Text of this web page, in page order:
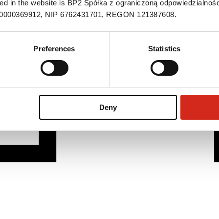
in the website is BP2 Spółka z ograniczoną
NIP 6762431701, REGON 121387608.
Preferences Statistics
Deny